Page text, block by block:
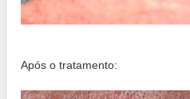
Após o tratamento: